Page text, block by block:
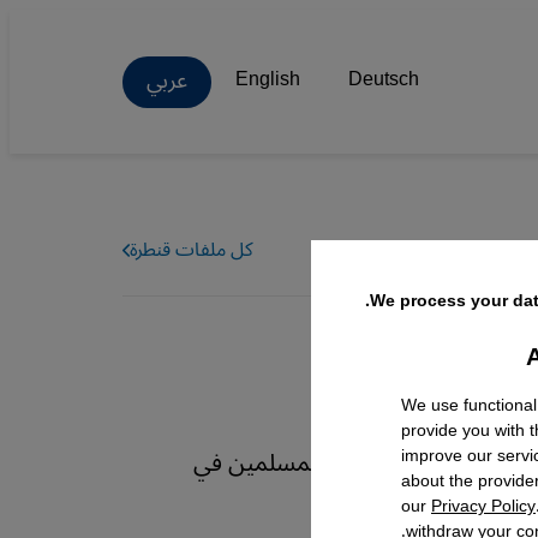
Deutsch
English عربي
كل ملفات قنطرة
أئمة لتقديم الإرشاد والوعظ الديني للجنود المسلمين في
عشرين عامًا.
We process your
We use
provide you with
improve our
about the
ourPrivacy Policy